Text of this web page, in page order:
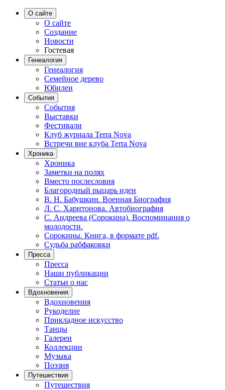
О сайте
О сайте
Создание
Новости
Гостевая
Генеалогия
Генеалогия
Семейное дерево
Юбилеи
События
События
Выставки
Фестивали
Клуб журнала Terra Nova
Встречи вне клуба Terra Nova
Хроника
Хроника
Заметки на полях
Вместо послесловия
Благородный рыцарь идеи
В. Н. Бабушкин. Военная Биография
Л. С. Харитонова. Автобиография
С. Андреева (Сорокина). Воспоминания о
молодости.
Сорокины. Книга, в формате pdf.
Судьба рабфаковки
Пресса
Пресса
Наши публикации
Статьи о нас
Вдохновения
Вдохновения
Рукоделие
Прикладное искусство
Танцы
Галереи
Коллекции
Музыка
Поэзия
Путешествия
Путешествия